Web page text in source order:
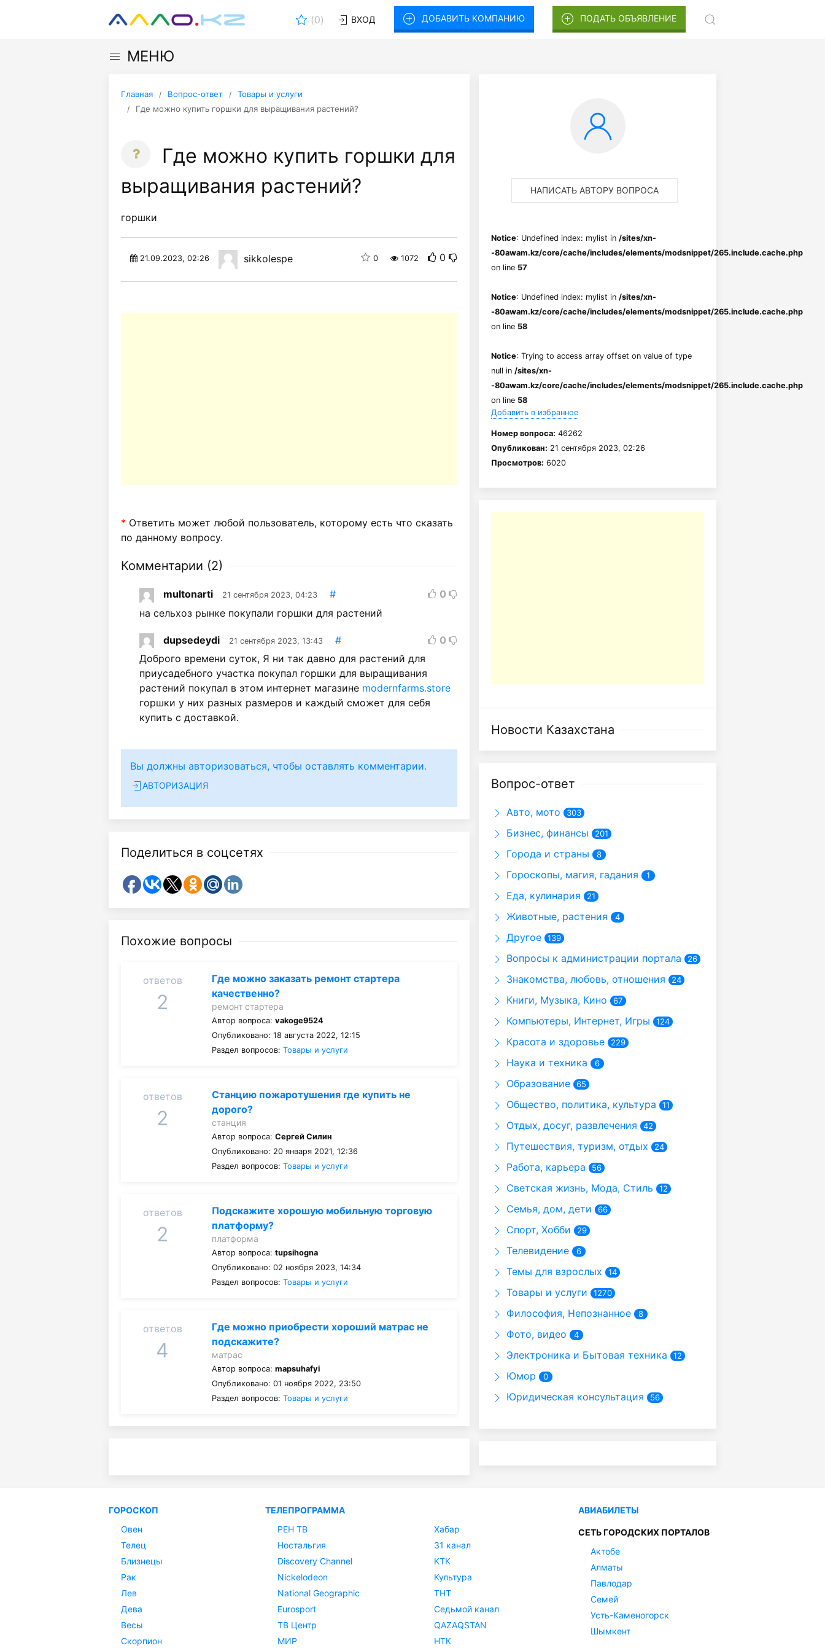
(0) ВХОД ДОБАВИТЬ КОМПАНИЮ ПОДАТЬ ОБЪЯВЛЕНИЕ
МЕНЮ
Главная Вопрос-ответ
Товары и услуги
Где можно купить горшки для выращивания растений?
Где можно купить горшки для
выращивания растений?
горшки
21.09.2023, 02:26 sikkolespe 0 1072 0
* Ответить может любой пользователь, которому есть что сказать
по данному вопросу.
Комментарии (2)
multonarti 21 сентября 2023, 04:23 #
0
на сельхоз рынке покупали горшки для растений
dupsedeydi 21 сентября 2023, 13:43 #
0
Доброго времени суток, Я ни так давно для растений для
приусадебного участка покупал горшки для выращивания
растений покупал в этом интернет магазине modernfarms.store
горшки у них разных размеров и каждый сможет для себя
купить с доставкой.
Вы должны авторизоваться, чтобы оставлять комментарии.
АВТОРИЗАЦИЯ
Поделиться в соцсетях
Похожие вопросы
ответов
2
Где можно заказать ремонт стартера
качественно?
ремонт стартера
Автор вопроса:vakoge9524
Опубликовано: 18 августа 2022, 12:15
Раздел вопросов:Товары и услуги
ответов
2
Станцию пожаротушения где купить не
дорого?
станция
Автор вопроса:Сергей Силин
Опубликовано: 20 января 2021, 12:36
Раздел вопросов:Товары и услуги
ответов
2
Подскажите хорошую мобильную торговую
платформу?
платформа
Автор вопроса:tupsihogna
Опубликовано: 02 ноября 2023, 14:34
Раздел вопросов:Товары и услуги
ответов
4
Где можно приобрести хороший матрас не
подскажите?
матрас
Автор вопроса:mapsuhafyi
Опубликовано: 01 ноября 2022, 23:50
Раздел вопросов:Товары и услуги
НАПИСАТЬ АВТОРУ ВОПРОСА
Notice: Undefined index: mylist in /sites/xn-
-80awam.kz/core/cache/includes/elements/modsnippet/265.include.cache.php
on line 57
Notice: Undefined index: mylist in /sites/xn-
-80awam.kz/core/cache/includes/elements/modsnippet/265.include.cache.php
on line 58
Notice: Trying to access array offset on value of type
null in /sites/xn-
-80awam.kz/core/cache/includes/elements/modsnippet/265.include.cache.php
on line 58
Добавить в избранное
Номер вопроса: 46262
Опубликован: 21 сентября 2023, 02:26
Просмотров: 6020
Новости Казахстана
Вопрос-ответ
Авто, мото 303
Бизнес, финансы 201
Города и страны 8
Гороскопы, магия, гадания 1
Еда, кулинария 21
Животные, растения 4
Другое 139
Вопросы к администрации портала 26
Знакомства, любовь, отношения 24
Книги, Музыка, Кино 67
Компьютеры, Интернет, Игры 124
Красота и здоровье 229
Наука и техника 6
Образование 65
Общество, политика, культура 11
Отдых, досуг, развлечения 42
Путешествия, туризм, отдых 24
Работа, карьера 56
Светская жизнь, Мода, Стиль 12
Семья, дом, дети 66
Спорт, Хобби 29
Телевидение 6
Темы для взрослых 14
Товары и услуги 1270
Философия, Непознанное 8
Фото, видео 4
Электроника и Бытовая техника 12
Юмор 0
Юридическая консультация 56
ГОРОСКОП
Овен
Телец
Близнецы
Рак
Лев
Дева
Весы
Скорпион
ТЕЛЕПРОГРАММА
РЕН ТВ
Ностальгия
Discovery Channel
Nickelodeon
National Geographic
Eurosport
ТВ Центр
МИР
Хабар
31 канал
КТК
Культура
ТНТ
Седьмой канал
QAZAQSTAN
НТК
АВИАБИЛЕТЫ
СЕТЬ ГОРОДСКИХ ПОРТАЛОВ
Актобе
Алматы
Павлодар
Семей
Усть-Каменогорск
Шымкент